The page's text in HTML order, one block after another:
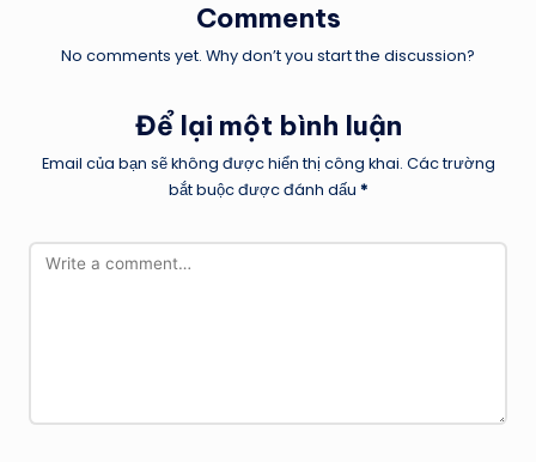
Comments
No comments yet. Why don’t you start the discussion?
Để lại một bình luận
Email của bạn sẽ không được hiển thị công khai. Các trường
bắt buộc được đánh dấu *